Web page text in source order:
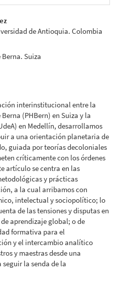
de Antioquia. Colombia
Suiza
interinstitucional entre la
(PHBern) en Suiza y la
en Medellín, desarrollamos
a una orientación planetaria de
guiada por teorías decoloniales
críticamente con los órdenes
artículo se centra en las
y prácticas
a la cual arribamos con
intelectual y sociopolítico; lo
de las tensiones y disputas en
aprendizaje global; o de
formativa para el
y el intercambio analítico
y maestras desde una
la senda de la